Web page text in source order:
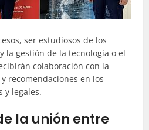
ser estudiosos de los
la gestión de la tecnología o el
colaboración con la
recomendaciones en los
y legales.
la unión entre